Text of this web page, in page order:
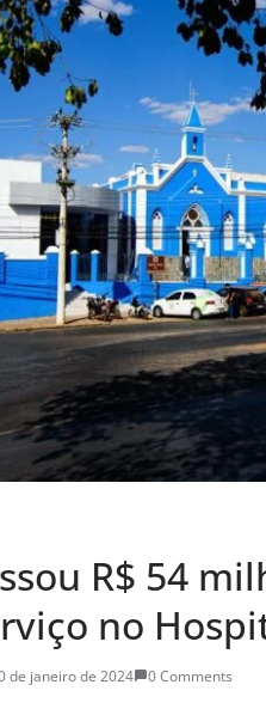
R$ 54
no
de janeiro de 2024 0 Comments